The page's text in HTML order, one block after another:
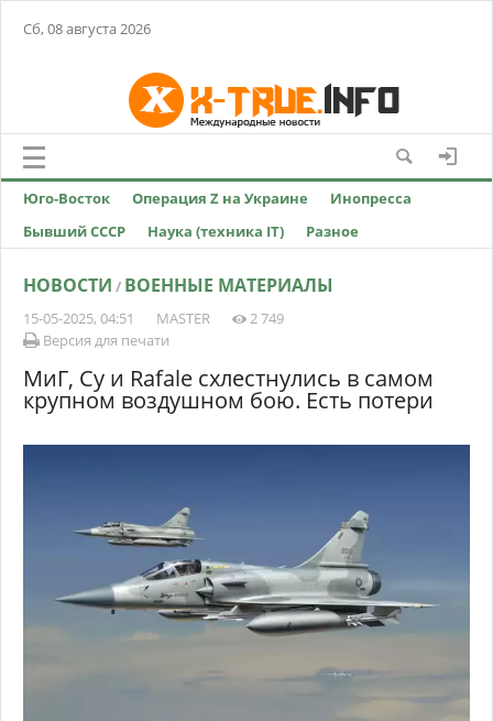
Сб, 08 августа 2026
Юго-Восток Операция Z на Украине
Инопресса
Бывший СССР
Наука (техника IT) Разное
НОВОСТИ / ВОЕННЫЕ МАТЕРИАЛЫ
15-05-2025, 04:51 MASTER
2 749
Версия для печати
МиГ, Су и Rafale схлестнулись в самом
крупном воздушном бою. Есть потери